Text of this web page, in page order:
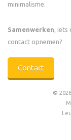
minimalisme.
Samenwerken, iets
contact opnemen?
Contact
©